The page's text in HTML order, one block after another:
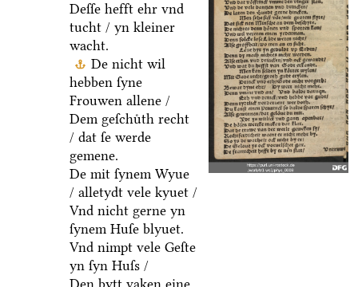
Deſſe hefft ehr vnd
tucht / yn kleiner
wacht.
De nicht wil
hebben ſyne
Frouwen allene /
Dem geſchuͤth recht
/ dat ſe werde
gemene.
De mit ſynem Wyue
/ alletydt vele kyuet /
Vnd nicht gerne yn
ſynem Huſe blyuet.
Vnd nimpt vele Geſte
yn ſyn Huſs /